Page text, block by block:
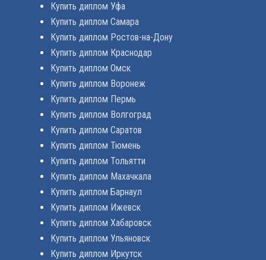
Купить диплом Уфа
Купить диплом Самара
Купить диплом Ростов-на-Дону
Купить диплом Краснодар
Купить диплом Омск
Купить диплом Воронеж
Купить диплом Пермь
Купить диплом Волгоград
Купить диплом Саратов
Купить диплом Тюмень
Купить диплом Тольятти
Купить диплом Махачкала
Купить диплом Барнаул
Купить диплом Ижевск
Купить диплом Хабаровск
Купить диплом Ульяновск
Купить диплом Иркутск